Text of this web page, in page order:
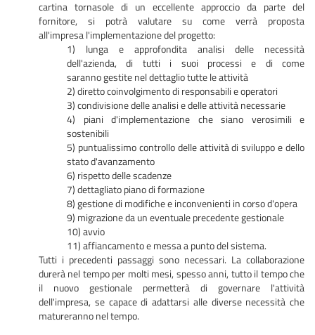
cartina tornasole di un eccellente approccio da parte del
fornitore, si potrà valutare su come verrà proposta
all'impresa l'implementazione del progetto:
1) lunga e approfondita analisi delle necessità
dell'azienda, di tutti i suoi processi e di come
saranno gestite nel dettaglio tutte le attività
2) diretto coinvolgimento di responsabili e operatori
3) condivisione delle analisi e delle attività necessarie
4) piani d'implementazione che siano verosimili e
sostenibili
5) puntualissimo controllo delle attività di sviluppo e dello
stato d'avanzamento
6) rispetto delle scadenze
7) dettagliato piano di formazione
8) gestione di modifiche e inconvenienti in corso d'opera
9) migrazione da un eventuale precedente gestionale
10) avvio
11) affiancamento e messa a punto del sistema.
Tutti i precedenti passaggi sono necessari. La collaborazione
durerà nel tempo per molti mesi, spesso anni, tutto il tempo che
il nuovo gestionale permetterà di governare l'attività
dell'impresa, se capace di adattarsi alle diverse necessità che
matureranno nel tempo.